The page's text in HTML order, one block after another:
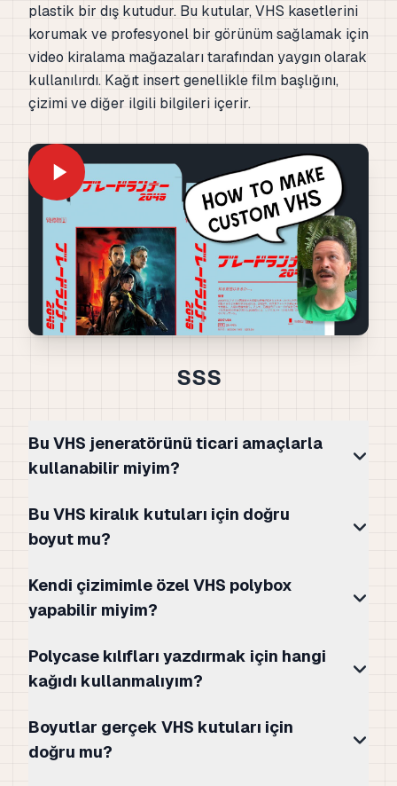
plastik bir dış kutudur. Bu kutular, VHS kasetlerini
korumak ve profesyonel bir görünüm sağlamak için
video kiralama mağazaları tarafından yaygın olarak
kullanılırdı. Kağıt insert genellikle film başlığını,
çizimi ve diğer ilgili bilgileri içerir.
SSS
Bu VHS jeneratörünü ticari amaçlarla
kullanabilir miyim?
Bu VHS kiralık kutuları için doğru
boyut mu?
Kendi çizimimle özel VHS polybox
yapabilir miyim?
Polycase kılıfları yazdırmak için hangi
kağıdı kullanmalıyım?
Boyutlar gerçek VHS kutuları için
doğru mu?